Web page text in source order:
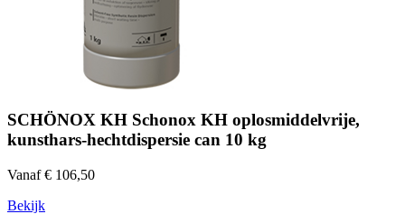
SCHÖNOX KH Schonox KH oplosmiddelvrije,
kunsthars-hechtdispersie can 10 kg
Vanaf € 106,50
Bekijk